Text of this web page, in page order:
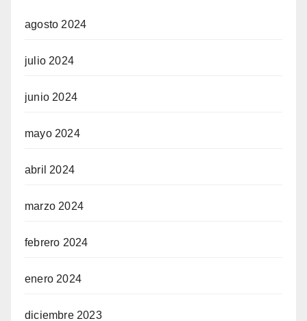
agosto 2024
julio 2024
junio 2024
mayo 2024
abril 2024
marzo 2024
febrero 2024
enero 2024
diciembre 2023